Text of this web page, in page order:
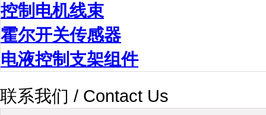
控制电机线束
霍尔开关传感器
电液控制支架组件
联系我们 / Contact Us